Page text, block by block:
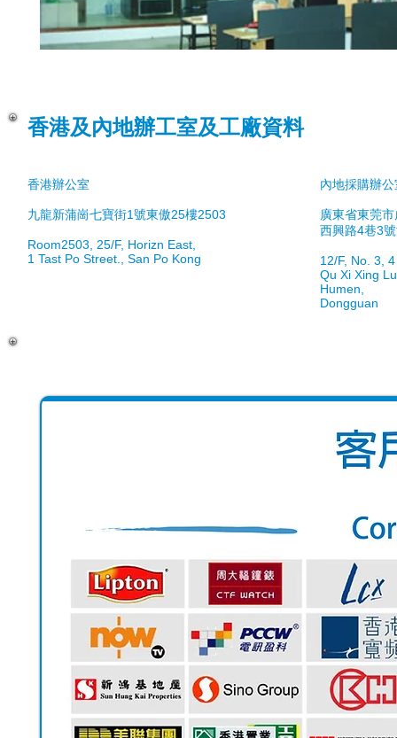
香港及內地辦工室及工廠資料
香港辦公室
九龍新蒲崗七寶街1號東傲25樓2503
Room2503, 25/F, Horizn East,
1 Tast Po Street., San Po Kong
內地採購辦公
廣東省東莞
西興路4巷3
12/F, No. 3,
Qu Xi Xing
Humen,
Dongguan